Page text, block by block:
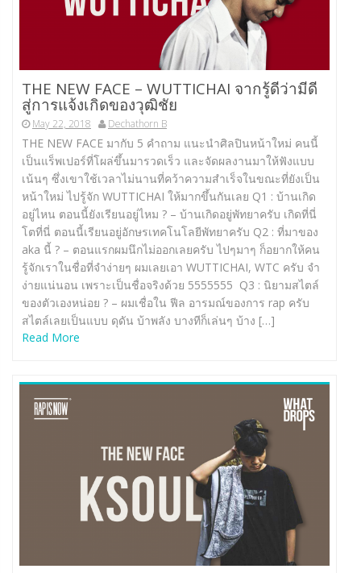
THE NEW FACE – WUTTICHAI จากรู้ดีว่ามีดี
สู่การแจ้งเกิดของวุฒิชัย
May 22, 2018 Dechathorn B
THE NEW FACE มากับ 5 คำถาม แนะนำศิลปินหน้าใหม่ คนนี้
เป็นแร็พเปอร์ที่โผล่ขึ้นมารวดเร็ว และจัดผลงานมาให้ฟังแบบ
เน้นๆ ซึ่งเขาใช้เวลาไม่นานที่คว้าความสำเร็จในขณะที่ยังเป็น
หน้าใหม่ ไปรู้จัก WUTTICHAI ให้มากขึ้นกันเลย Q1 : บ้านเกิด
อยู่ไหน ตอนนี้ยังเรียนอยู่ไหม ? – บ้านเกิดอยู่พัทยาครับ เกิดที่นี่
โตที่นี่ ตอนนี้เรียนอยู่อักษรเทคโนโลยีพัทยาครับ Q2 : ที่มาของ
aka นี้ ? – ตอนแรกผมนึกไม่ออกเลยครับ ไปๆมาๆ ก็อยากให้คน
รู้จักเราในชื่อที่จำง่ายๆ ผมเลยเอา WUTTICHAI, WTC ครับ จำ
ง่ายแน่นอน เพราะเป็นชื่อจริงด้วย 5555555 Q3 : นิยามสไตล์
ของตัวเองหน่อย ? – ผมเชื่อใน ฟีล อารมณ์ของการ rap ครับ
สไตล์เลยเป็นแบบ ดุดัน บ้าพลัง บางทีก็เล่นๆ บ้าง […]
Read More